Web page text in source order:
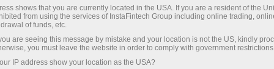
19.05.2026: Аналітичні огляди
Форекс: Видеообзор рынка,
торговые рекомендации, ответы на
вопросы
shows that you are currently located in the USA. If you are a resident of the
from using the services of InstaFintech Group including online trading,
of funds, etc.
are seeing this message by mistake and your location is not the US, kindly
you must leave the website in order to comply with government
IP address show your location as the USA?